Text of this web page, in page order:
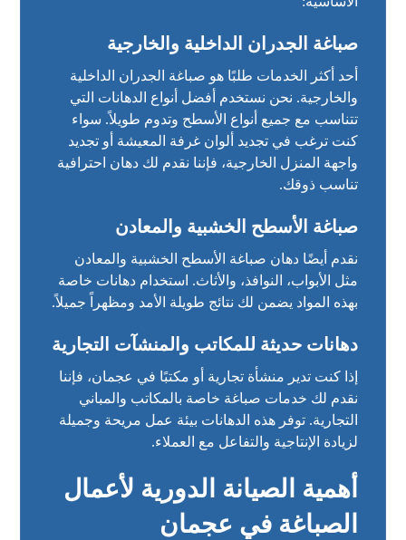
صباغة الجدران الداخلية والخارجية
أحد أكثر الخدمات طلبًا هو صباغة الجدران الداخلية
والخارجية. نحن نستخدم أفضل أنواع الدهانات التي
تتناسب مع جميع أنواع الأسطح وتدوم طويلاً. سواء
كنت ترغب في تجديد ألوان غرفة المعيشة أو تجديد
واجهة المنزل الخارجية، فإننا نقدم لك دهان احترافية
تناسب ذوقك.
صباغة الأسطح الخشبية والمعادن
نقدم أيضًا دهان صباغة الأسطح الخشبية والمعادن
مثل الأبواب، النوافذ، والأثاث. استخدام دهانات خاصة
بهذه المواد يضمن لك نتائج طويلة الأمد ومظهراً جميلاً.
دهانات حديثة للمكاتب والمنشآت التجارية
إذا كنت تدير منشأة تجارية أو مكتبًا في عجمان، فإننا
نقدم لك خدمات صباغة خاصة بالمكاتب والمباني
التجارية. توفر هذه الدهانات بيئة عمل مريحة وجميلة
لزيادة الإنتاجية والتفاعل مع العملاء.
أهمية الصيانة الدورية لأعمال
الصباغة في عجمان